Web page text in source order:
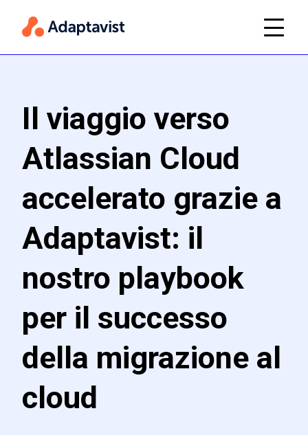
Il viaggio verso
Atlassian Cloud
accelerato grazie a
Adaptavist: il
nostro playbook
per il successo
della migrazione al
cloud